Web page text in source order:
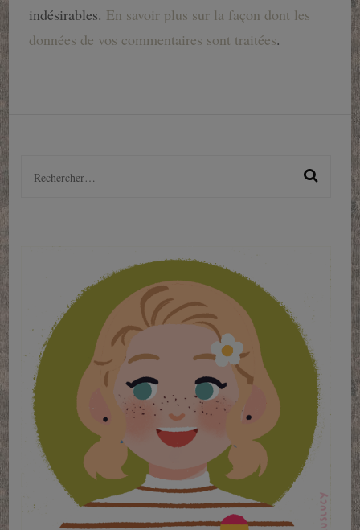
indésirables. En savoir plus sur la façon dont les
données de vos commentaires sont traitées.
Rechercher :